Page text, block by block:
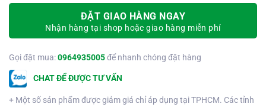
ĐẶT GIAO HÀNG NGAY
Nhận hàng tại shop hoặc giao hàng miễn phí
Gọi đặt mua:0964935005để nhanh chóng đặt hàng
CHAT ĐỂ ĐƯỢC TƯ VẤN
+ Một số sản phẩm được giảm giá chỉ áp dụng tại TPHCM. Các tỉnh